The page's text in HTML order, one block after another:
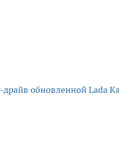
обновленной Lada